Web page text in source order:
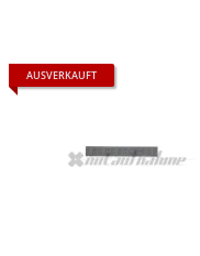
AUSVERKAUFT